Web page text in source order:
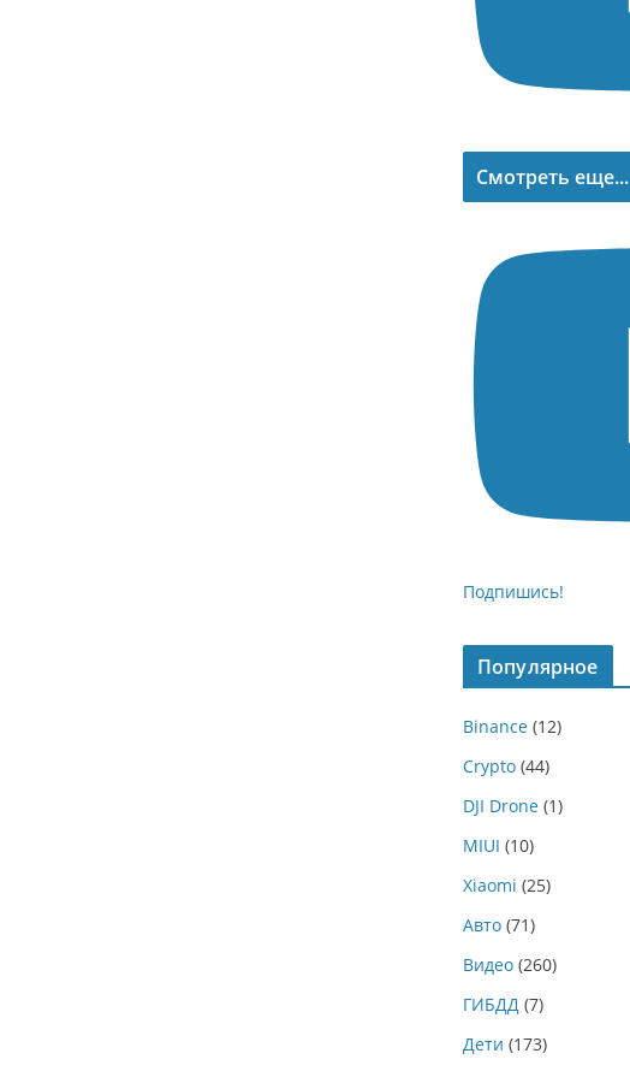
Смотреть еще...
Подпишись!
Популярное
Binance (12)
Crypto (44)
DJI Drone (1)
MIUI (10)
Xiaomi (25)
Авто (71)
Видео (260)
ГИБДД (7)
Дети (173)